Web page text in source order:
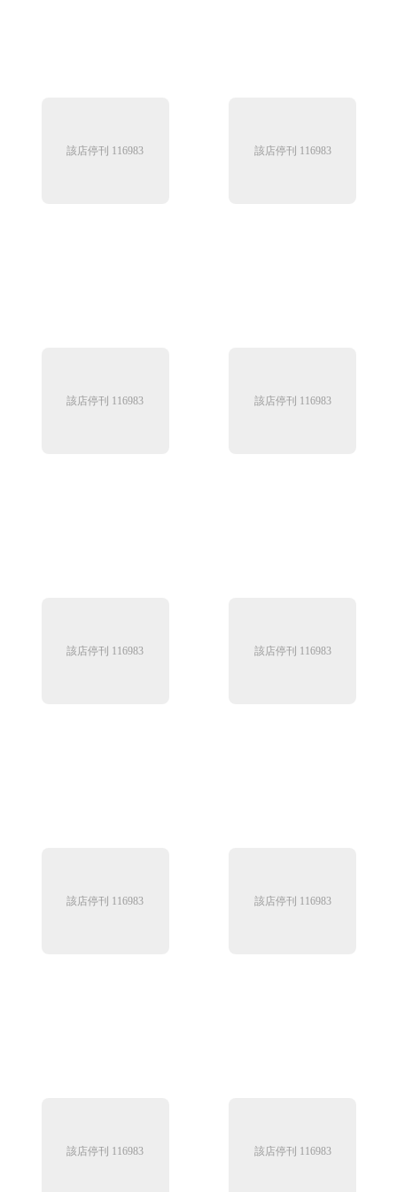
該店停刊 116983 該店停刊 116983
該店停刊 116983 該店停刊 116983
該店停刊 116983 該店停刊 116983
該店停刊 116983 該店停刊 116983
該店停刊 116983 該店停刊 116983